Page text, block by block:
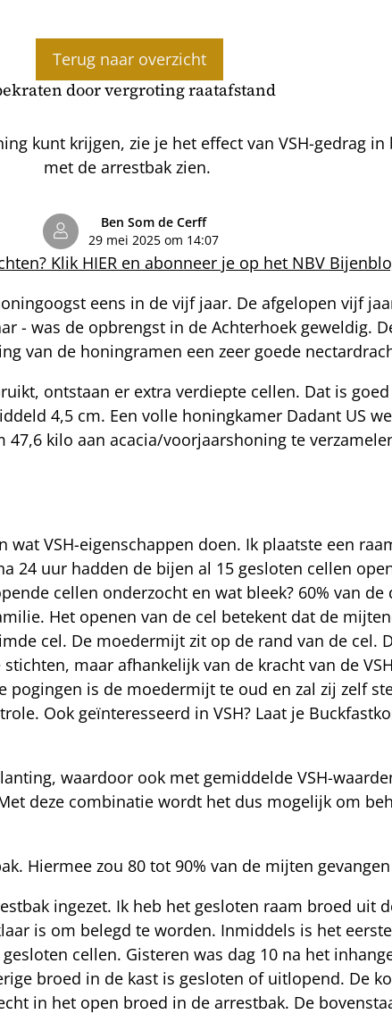
Terug naar overzicht
door vergroting raatafstand
kunt krijgen, zie je het effect van VSH-gedrag
met de arrestbak zien.
Ben Som de Cerff
29 mei 2025 om 14:07
Klik HIER en abonneer je op het NBV
eens in de vijf jaar. De afgelopen vijf
- was de opbrengst in de Achterhoek geweldig.
van de honingramen een zeer goede
ontstaan er extra verdiepte cellen. Dat is
4,5 cm. Een volle honingkamer Dadant US
kilo aan acacia/voorjaarshoning te
wat VSH-eigenschappen doen. Ik plaatste een
24 uur hadden de bijen al 15 gesloten cellen
cellen onderzocht en wat bleek? 60% van
Het openen van de cel betekent dat de
cel. De moedermijt zit op de rand van de cel.
maar afhankelijk van de kracht van de
pogingen is de moedermijt te oud en zal zij zelf
Ook geïnteresseerd in VSH? Laat je
waardoor ook met gemiddelde VSH-
deze combinatie wordt het dus mogelijk om
Hiermee zou 80 tot 90% van de mijten
ingezet. Ik heb het gesloten raam broed uit
is om belegd te worden. Inmiddels is het
cellen. Gisteren was dag 10 na het
broed in de kast is gesloten of uitlopend. De
in het open broed in de arrestbak. De